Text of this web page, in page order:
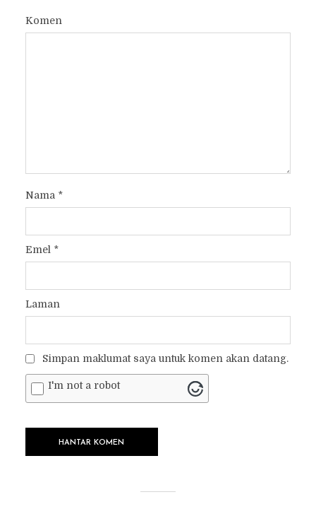
Komen
Nama *
Emel *
Laman
Simpan maklumat saya untuk komen akan datang.
I'm not a robot